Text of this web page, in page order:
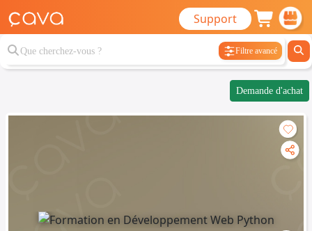
Support
Filtre avancé
Demande d'achat